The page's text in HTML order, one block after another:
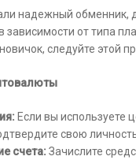
надежный обменник,
зависимости от типа
следуйте этой
Если вы используете
свою
счета: Зачислите